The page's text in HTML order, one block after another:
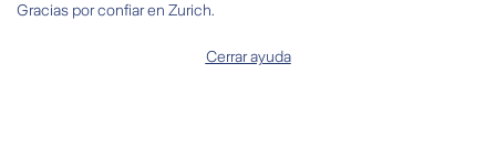
Gracias por confiar en Zurich.
Cerrar ayuda